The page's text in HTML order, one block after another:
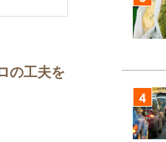
の工夫を